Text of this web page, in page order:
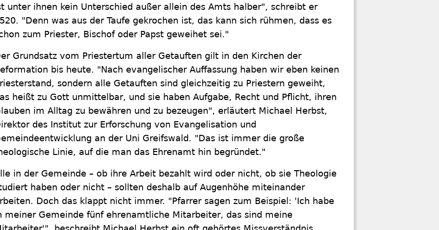
unter ihnen kein Unterschied außer allein des Amts halber", schreibt er
"Denn was aus der Taufe gekrochen ist, das kann sich rühmen, dass es
zum Priester, Bischof oder Papst geweihet sei."
Grundsatz vom Priestertum aller Getauften gilt in den Kirchen der
bis heute. "Nach evangelischer Auffassung haben wir eben keinen
sondern alle Getauften sind gleichzeitig zu Priestern geweiht,
heißt zu Gott unmittelbar, und sie haben Aufgabe, Recht und Pflicht, ihren
im Alltag zu bewähren und zu bezeugen", erläutert Michael Herbst,
des Institut zur Erforschung von Evangelisation und
an der Uni Greifswald. "Das ist immer die große
Linie, auf die man das Ehrenamt hin begründet."
in der Gemeinde – ob ihre Arbeit bezahlt wird oder nicht, ob sie Theologie
haben oder nicht – sollten deshalb auf Augenhöhe miteinander
Doch das klappt nicht immer. "Pfarrer sagen zum Beispiel: 'Ich habe
meiner Gemeinde fünf ehrenamtliche Mitarbeiter, das sind meine